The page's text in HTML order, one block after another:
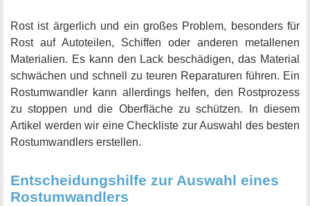
Rost ist ärgerlich und ein großes Problem, besonders für
Rost auf Autoteilen, Schiffen oder anderen metallenen
Materialien. Es kann den Lack beschädigen, das Material
schwächen und schnell zu teuren Reparaturen führen. Ein
Rostumwandler kann allerdings helfen, den Rostprozess
zu stoppen und die Oberfläche zu schützen. In diesem
Artikel werden wir eine Checkliste zur Auswahl des besten
Rostumwandlers erstellen.
Entscheidungshilfe zur Auswahl eines
Rostumwandlers